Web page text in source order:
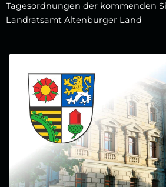
Tagesordnungen der kommenden
Landratsamt Altenburger Land